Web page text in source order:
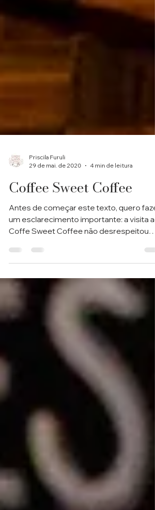
Priscila Furuli
29 de mai. de 2020
4 min de leitura
Coffee Sweet Coffee
Antes de começar este texto, quero
um esclarecimento importante: a visita ao